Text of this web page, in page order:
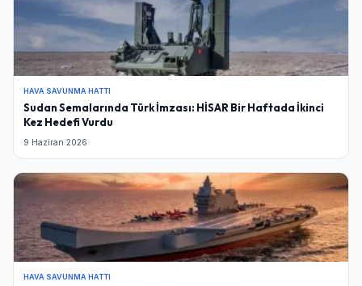
HAVA SAVUNMA HATTI
Sudan Semalarında Türk İmzası: HİSAR Bir Haftada İkinci
Kez Hedefi Vurdu
9 Haziran 2026
HAVA SAVUNMA HATTI